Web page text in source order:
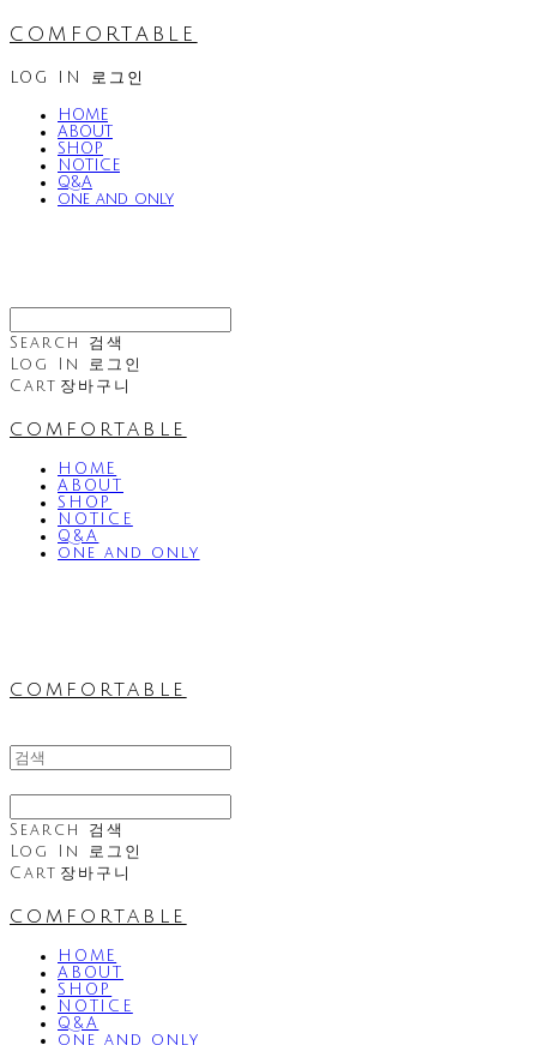
comfortable
LOG IN 로그인
HOME
ABOUT
SHOP
NOTICE
Q&A
one and only
Search
검색
Log In
로그인
Cart 장바구니
comfortable
HOME
ABOUT
SHOP
NOTICE
Q&A
one and only
comfortable
Search
검색
Log In
로그인
Cart 장바구니
comfortable
HOME
ABOUT
SHOP
NOTICE
Q&A
one and only